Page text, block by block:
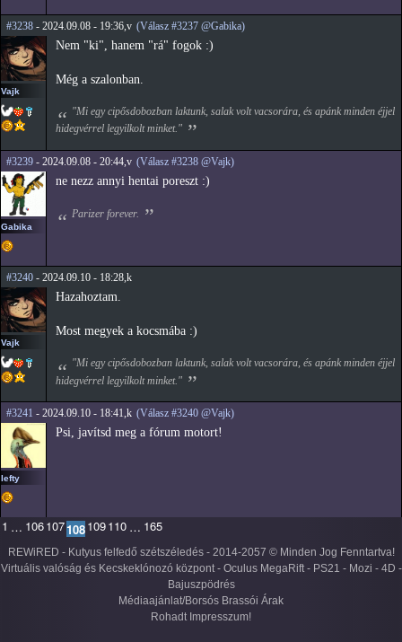
#3238 - 2024.09.08 - 19:36,v (Válasz #3237 @Gabika)
Vajk
Nem "ki", hanem "rá" fogok :)
Még a szalonban.
"Mi egy cipősdobozban laktunk, salak volt vacsorára, és apánk minden éjjel
hidegvérrel legyilkolt minket."
#3239 - 2024.09.08 - 20:44,v (Válasz #3238 @Vajk)
Gabika
ne nezz annyi hentai poreszt :)
Parizer forever.
#3240 - 2024.09.10 - 18:28,k
Vajk
Hazahoztam.
Most megyek a kocsmába :)
"Mi egy cipősdobozban laktunk, salak volt vacsorára, és apánk minden éjjel
hidegvérrel legyilkolt minket."
#3241 - 2024.09.10 - 18:41,k (Válasz #3240 @Vajk)
lefty
Psi, javítsd meg a fórum motort!
1 … 106107108109110 … 165
REWiRED - Kutyus felfedő szétszéledés - 2014-2057 © Minden Jog Fenntartva!
Virtuális valóság és Kecskeklónozó központ - Oculus MegaRift - PS21 - Mozi - 4D -
Bajuszpödrés
Médiaajánlat/Borsós Brassói Árak
Rohadt Impresszum!